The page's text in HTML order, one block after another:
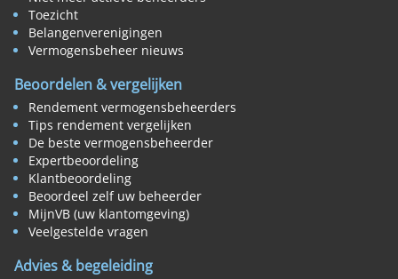
Toezicht
Belangenverenigingen
Vermogensbeheer nieuws
Beoordelen & vergelijken
Rendement vermogensbeheerders
Tips rendement vergelijken
De beste vermogensbeheerder
Expertbeoordeling
Klantbeoordeling
Beoordeel zelf uw beheerder
MijnVB (uw klantomgeving)
Veelgestelde vragen
Advies & begeleiding